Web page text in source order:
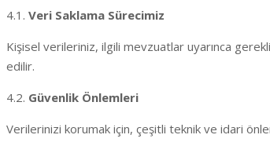
4.1. Veri Saklama Sürecimiz
Kişisel verileriniz, ilgili mevzuatlar uyarınca
edilir.
4.2. Güvenlik Önlemleri
Verilerinizi korumak için, çeşitli teknik ve idari